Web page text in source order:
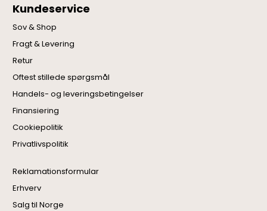
Kundeservice
Sov & Shop
Fragt & Levering
Retur
Oftest stillede spørgsmål
Handels- og leveringsbetingelser
Finansiering
Cookiepolitik
Privatlivspolitik
Reklamationsformular
Erhverv
Salg til Norge